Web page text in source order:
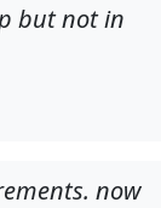
but not in
now